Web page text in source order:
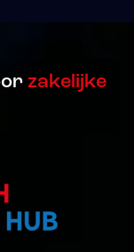
zakelijke